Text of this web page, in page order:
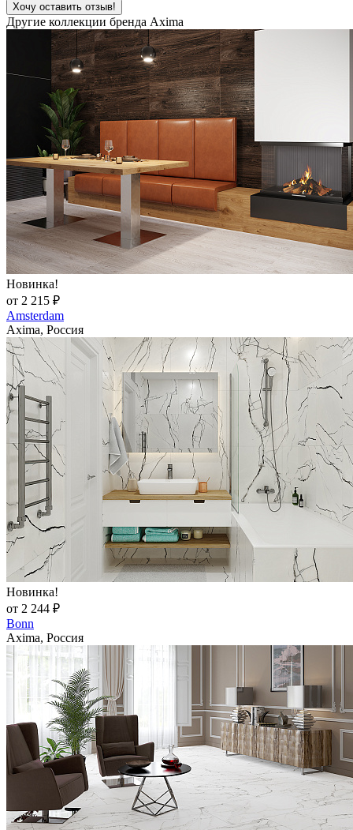
Хочу оставить отзыв!
Другие коллекции бренда Axima
Новинка!
от 2 215 ₽
Amsterdam
Axima, Россия
Новинка!
от 2 244 ₽
Bonn
Axima, Россия